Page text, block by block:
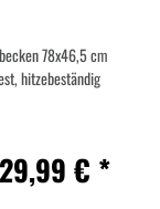
78x46,5 cm
hitzebeständig
€ *